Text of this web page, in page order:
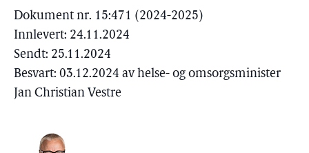
Dokument nr. 15:471 (2024-2025)
Innlevert: 24.11.2024
Sendt: 25.11.2024
Besvart: 03.12.2024 av helse- og omsorgsminister
Jan Christian Vestre